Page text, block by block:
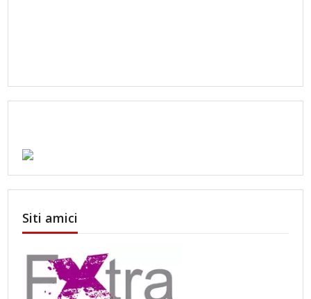
Siti amici